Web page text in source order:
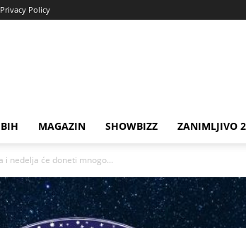
Privacy Policy
BIH MAGAZIN SHOWBIZZ ZANIMLJIVO
i nedelja će doneti mnogo...